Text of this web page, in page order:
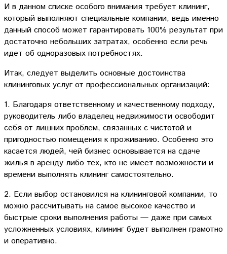
И в данном списке особого внимания требует клининг,
который выполняют специальные компании, ведь именно
данный способ может гарантировать 100% результат при
достаточно небольших затратах, особенно если речь
идет об одноразовых потребностях.
Итак, следует выделить основные достоинства
клининговых услуг от профессиональных организаций:
1. Благодаря ответственному и качественному подходу,
руководитель либо владелец недвижимости освободит
себя от лишних проблем, связанных с чистотой и
пригодностью помещения к проживанию. Особенно это
касается людей, чей бизнес основывается на сдаче
жилья в аренду либо тех, кто не имеет возможности и
времени выполнять клининг самостоятельно.
2. Если выбор остановился на клининговой компании, то
можно рассчитывать на самое высокое качество и
быстрые сроки выполнения работы — даже при самых
усложненных условиях, клининг будет выполнен грамотно
и оперативно.